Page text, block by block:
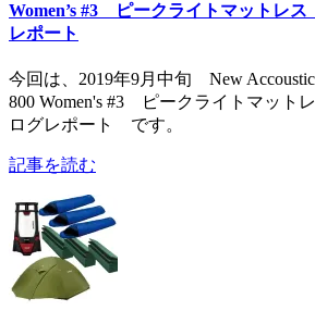
Women’s #3 ピークライトマットレ
レポート
今回は、2019年9月中旬 New
800 Women's #3 ピークライトマッ
ログレポート です。
記事を読む